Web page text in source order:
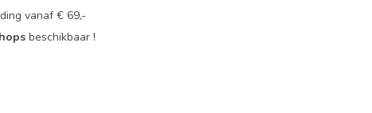
vanaf € 69,-
beschikbaar !